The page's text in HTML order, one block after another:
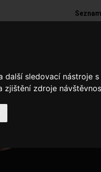
sledovací nástroje
zjištění zdroje
Jsem